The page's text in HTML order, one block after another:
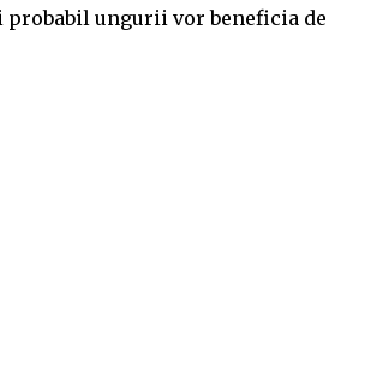
probabil ungurii vor beneficia de